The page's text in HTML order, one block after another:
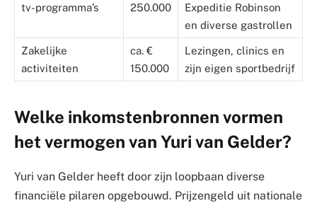
tv-programma’s
250.000
Expeditie Robinson
en diverse gastrollen
Zakelijke
activiteiten
ca. €
150.000
Lezingen, clinics en
zijn eigen sportbedrijf
Welke inkomstenbronnen vormen
het vermogen van Yuri van Gelder?
Yuri van Gelder heeft door zijn loopbaan diverse
financiële pilaren opgebouwd. Prijzengeld uit nationale